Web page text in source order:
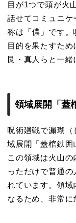
目が1つで頭が火
話せてコミュニケ
称は「儂」です。
目的を果たすた
艮・真人らと一緒
領域展開「蓋
呪術廻戦で漏瑚
域展開「蓋棺鉄囲
この領域は火山
っただけで普通
れています。領域
なるため、非常に